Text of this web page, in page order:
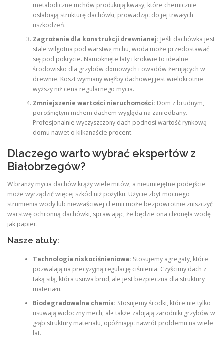
metaboliczne mchów produkują kwasy, które chemicznie
osłabiają strukturę dachówki, prowadząc do jej trwałych
uszkodzeń.
Zagrożenie dla konstrukcji drewnianej: Jeśli dachówka jest
stale wilgotna pod warstwą mchu, woda może przedostawać
się pod pokrycie. Namoknięte łaty i krokwie to idealne
środowisko dla grzybów domowych i owadów żerujących w
drewnie. Koszt wymiany więźby dachowej jest wielokrotnie
wyższy niż cena regularnego mycia.
Zmniejszenie wartości nieruchomości: Dom z brudnym,
porośniętym mchem dachem wygląda na zaniedbany.
Profesjonalnie wyczyszczony dach podnosi wartość rynkową
domu nawet o kilkanaście procent.
Dlaczego warto wybrać ekspertów z
Białobrzegów?
W branży mycia dachów krąży wiele mitów, a nieumiejętne podejście
może wyrządzić więcej szkód niż pożytku. Użycie zbyt mocnego
strumienia wody lub niewłaściwej chemii może bezpowrotnie zniszczyć
warstwę ochronną dachówki, sprawiając, że będzie ona chłonęła wodę
jak papier.
Nasze atuty:
Technologia niskociśnieniowa: Stosujemy agregaty, które
pozwalają na precyzyjną regulację ciśnienia. Czyścimy dach z
taką siłą, która usuwa brud, ale jest bezpieczna dla struktury
materiału.
Biodegradowalna chemia: Stosujemy środki, które nie tylko
usuwają widoczny mech, ale także zabijają zarodniki grzybów w
głąb struktury materiału, opóźniając nawrót problemu na wiele
lat.